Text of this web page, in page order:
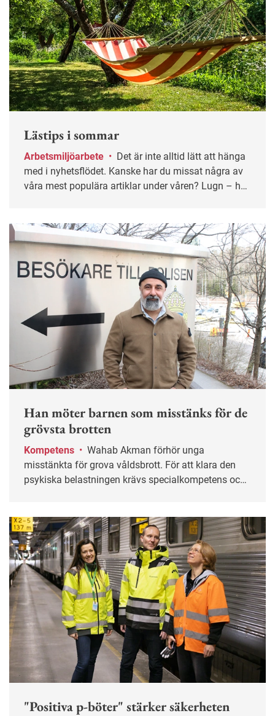
Lästips i sommar
Arbetsmiljöarbete •
med i nyhetsflödet. Kanske har du missat några av
våra mest populära artiklar under våren? Lugn – här
Han möter barnen som misstänks för de
grövsta brotten
Kompetens •
misstänkta för grova våldsbrott. För att klara den
psykiska belastningen krävs specialkompetens och
"Positiva p-böter" stärker säkerheten